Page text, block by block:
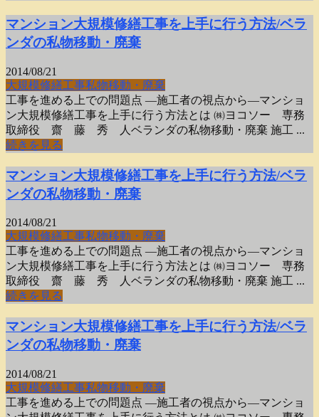
マンション大規模修繕工事を上手に行う方法/ベラ
ンダの私物移動・廃棄
2014/08/21
大規模修繕工事私物移動・廃棄
工事を進める上での問題点 ―施工者の視点から―マンショ
ン大規模修繕工事を上手に行う方法とは ㈱ヨコソー 専務
取締役 齋 藤 秀 人ベランダの私物移動・廃棄 施工 ...
続きを見る
マンション大規模修繕工事を上手に行う方法/ベラ
ンダの私物移動・廃棄
2014/08/21
大規模修繕工事私物移動・廃棄
工事を進める上での問題点 ―施工者の視点から―マンショ
ン大規模修繕工事を上手に行う方法とは ㈱ヨコソー 専務
取締役 齋 藤 秀 人ベランダの私物移動・廃棄 施工 ...
続きを見る
マンション大規模修繕工事を上手に行う方法/ベラ
ンダの私物移動・廃棄
2014/08/21
大規模修繕工事私物移動・廃棄
工事を進める上での問題点 ―施工者の視点から―マンショ